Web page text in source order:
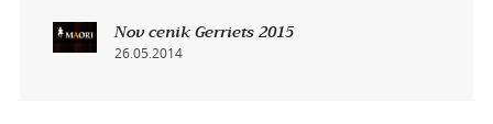
Nov cenik Gerriets 2015
26.05.2014